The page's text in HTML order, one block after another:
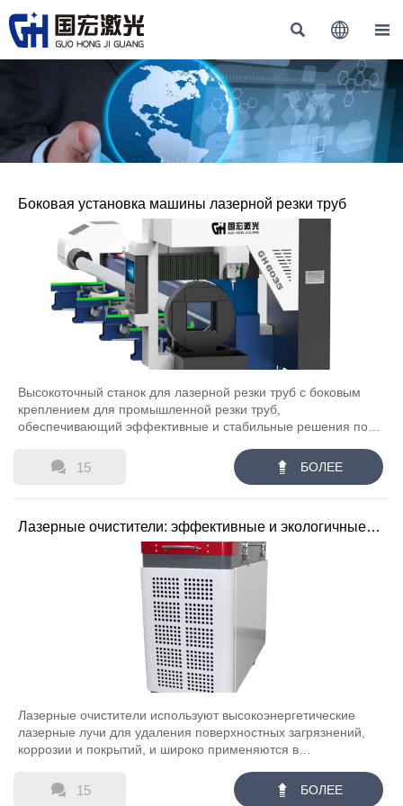
  
Боковая установка машины лазерной резки труб
Высокоточный станок для лазерной резки труб с боковым
креплением для промышленной резки труб,
обеспечивающий эффективные и стабильные решения по
 15  БОЛЕЕ
Лазерные очистители: эффективные и экологичные
решения для обработки поверхностей
Лазерные очистители используют высокоэнергетические
лазерные лучи для удаления поверхностных загрязнений,
коррозии и покрытий, и широко применяются в
пресс-форм, обладая высокой эффективностью, защитой
окружающей среды и неразрушающими свойствами.
 15  БОЛЕЕ